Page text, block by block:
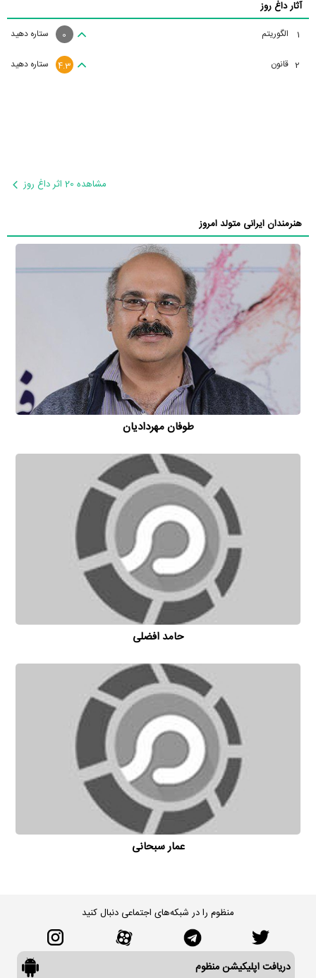
آثار داغ روز
1 الگوریتم ستاره دهید 0
2 قانون ستاره دهید 4.3
مشاهده 20 اثر داغ روز
هنرمندان ایرانی متولد امروز
طوفان مهردادیان
حامد افضلی
عمار سبحانی
منظوم را در شبکه‌های اجتماعی دنبال کنید
دریافت اپلیکیشن منظوم